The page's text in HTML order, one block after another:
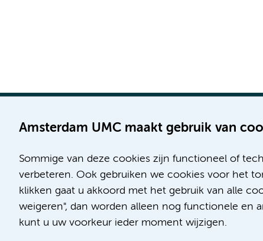
Amsterdam UMC maakt gebruik van
Sommige van deze cookies zijn functioneel of
verbeteren. Ook gebruiken we cookies voor het
klikken gaat u akkoord met het gebruik van alle
weigeren", dan worden alleen nog functionele en
kunt u uw voorkeur ieder moment wijzigen.
Locatie AMC
Meibergdreef 9
1105 AZ Amsterdam
Locatie VUmc
De Boelelaan 1117
1081 HV Amsterdam